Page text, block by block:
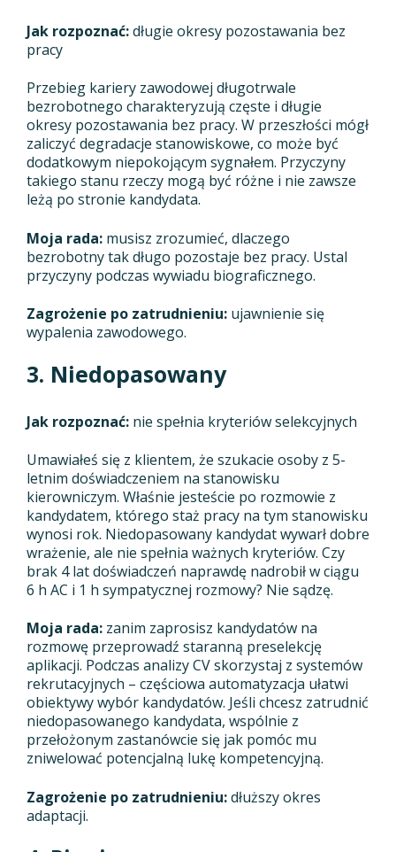
Jak rozpoznać:długie okresy pozostawania bez
pracy
Przebieg kariery zawodowej długotrwale
bezrobotnego charakteryzują częste i długie
okresy pozostawania bez pracy. W przeszłości mógł
zaliczyć degradacje stanowiskowe, co może być
dodatkowym niepokojącym sygnałem. Przyczyny
takiego stanu rzeczy mogą być różne i nie zawsze
leżą po stronie kandydata.
Moja rada: musisz zrozumieć, dlaczego
bezrobotny tak długo pozostaje bez pracy. Ustal
przyczyny podczas wywiadu biograficznego.
Zagrożenie po zatrudnieniu: ujawnienie się
wypalenia zawodowego.
3. Niedopasowany
Jak rozpoznać: nie spełnia kryteriów selekcyjnych
Umawiałeś się z klientem, że szukacie osoby z 5-
letnim doświadczeniem na stanowisku
kierowniczym. Właśnie jesteście po rozmowie z
kandydatem, którego staż pracy na tym stanowisku
wynosi rok. Niedopasowany kandydat wywarł dobre
wrażenie, ale nie spełnia ważnych kryteriów. Czy
brak 4 lat doświadczeń naprawdę nadrobił w ciągu
6 h AC i 1 h sympatycznej rozmowy? Nie sądzę.
Moja rada: zanim zaprosisz kandydatów na
rozmowę przeprowadź staranną preselekcję
aplikacji. Podczas analizy CV skorzystaj z systemów
rekrutacyjnych – częściowa automatyzacja ułatwi
obiektywy wybór kandydatów. Jeśli chcesz zatrudnić
niedopasowanego kandydata, wspólnie z
przełożonym zastanówcie się jak pomóc mu
zniwelować potencjalną lukę kompetencyjną.
Zagrożenie po zatrudnieniu:dłuższy okres
adaptacji.